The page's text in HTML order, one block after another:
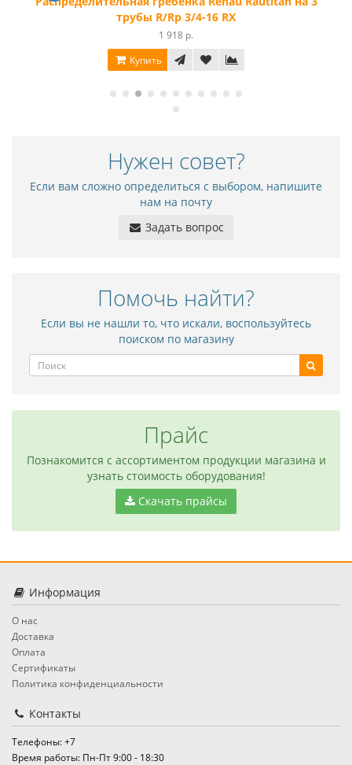
трубы R/Rp 3/4-16 RX
1 918 р.
Купить
Нужен совет?
Если вам сложно определиться с выбором, напишите
нам на почту
Задать вопрос
Помочь найти?
Если вы не нашли то, что искали, воспользуйтесь
поиском по магазину
Прайс
Познакомится с ассортиментом продукции магазина и
узнать стоимость оборудования!
Скачать прайсы
Информация
О нас
Доставка
Оплата
Сертификаты
Политика конфиденциальности
Контакты
Телефоны: +7
Время работы: Пн-Пт 9:00 - 18:30